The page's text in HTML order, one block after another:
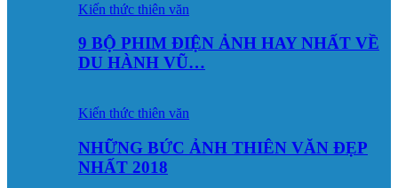
Kiến thức thiên văn
9 BỘ PHIM ĐIỆN ẢNH HAY NHẤT VỀ
DU HÀNH VŨ…
Kiến thức thiên văn
NHỮNG BỨC ẢNH THIÊN VĂN ĐẸP
NHẤT 2018